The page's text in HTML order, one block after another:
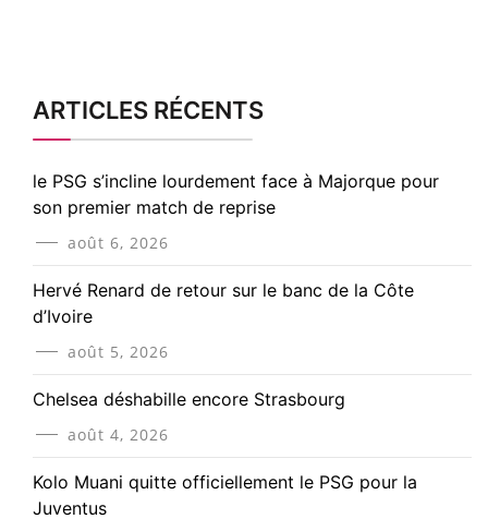
ARTICLES RÉCENTS
le PSG s’incline lourdement face à Majorque pour
son premier match de reprise
août 6, 2026
Hervé Renard de retour sur le banc de la Côte
d’Ivoire
août 5, 2026
Chelsea déshabille encore Strasbourg
août 4, 2026
Kolo Muani quitte officiellement le PSG pour la
Juventus